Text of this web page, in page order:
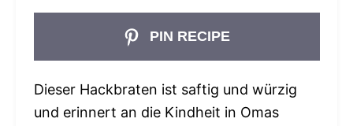
PIN RECIPE
Dieser Hackbraten ist saftig und würzig
und erinnert an die Kindheit in Omas